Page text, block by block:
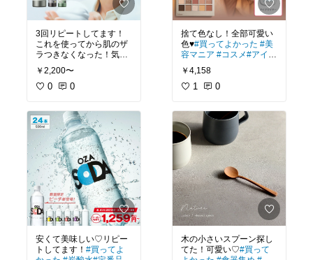
3回リピートしてます！
これを使ってから肌のザ
ラつきなくなった！気に
なる毛穴ケアも出来てこ
れからも使います♡
ストコスメ
￥2,200〜
0 0
安くて美味しい♡リピー
トしてます！ #買ってよ
捨て色なし！全部可愛い
色♥#買ってよかった #美
容マニア #コスメ#アイシ
ャドウパレット
スメ
￥4,158
1 0
木の小さいスプーン探し
てた！可愛い♡#買って